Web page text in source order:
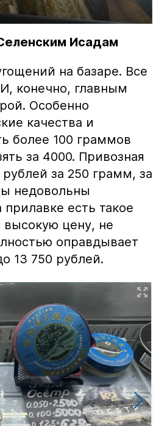
Исадам
на базаре. Все
конечно, главным
Особенно
качества и
более 100 граммов
за 4000. Привозная
за 250 грамм, за
недовольны
есть такое
высокую цену, не
оправдывает
13 750 рублей.